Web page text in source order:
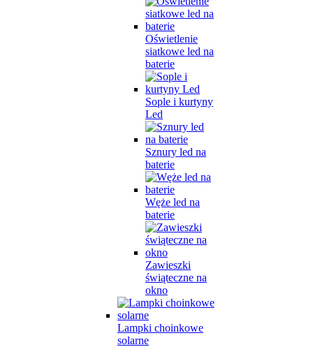
Oświetlenie
siatkowe led na
baterie
Sople i kurtyny
Led
Sznury led na
baterie
Węże led na
baterie
Zawieszki
świąteczne na
okno
Lampki choinkowe
solarne